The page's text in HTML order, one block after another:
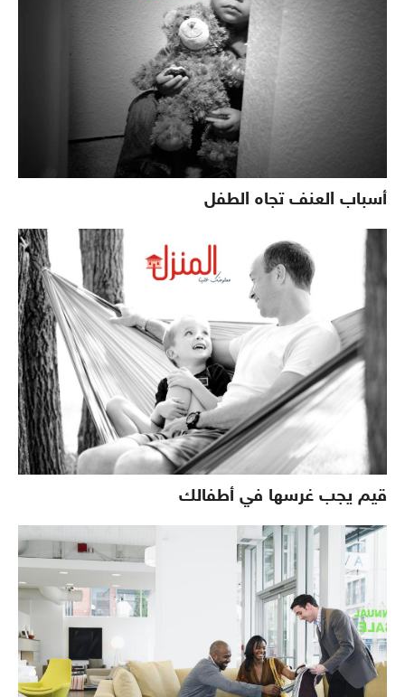
أسباب العنف تجاه الطفل
قيم يجب غرسها في أطفالك